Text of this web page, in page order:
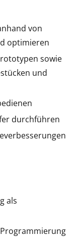
von
optimieren
sowie
und
durchführen
als